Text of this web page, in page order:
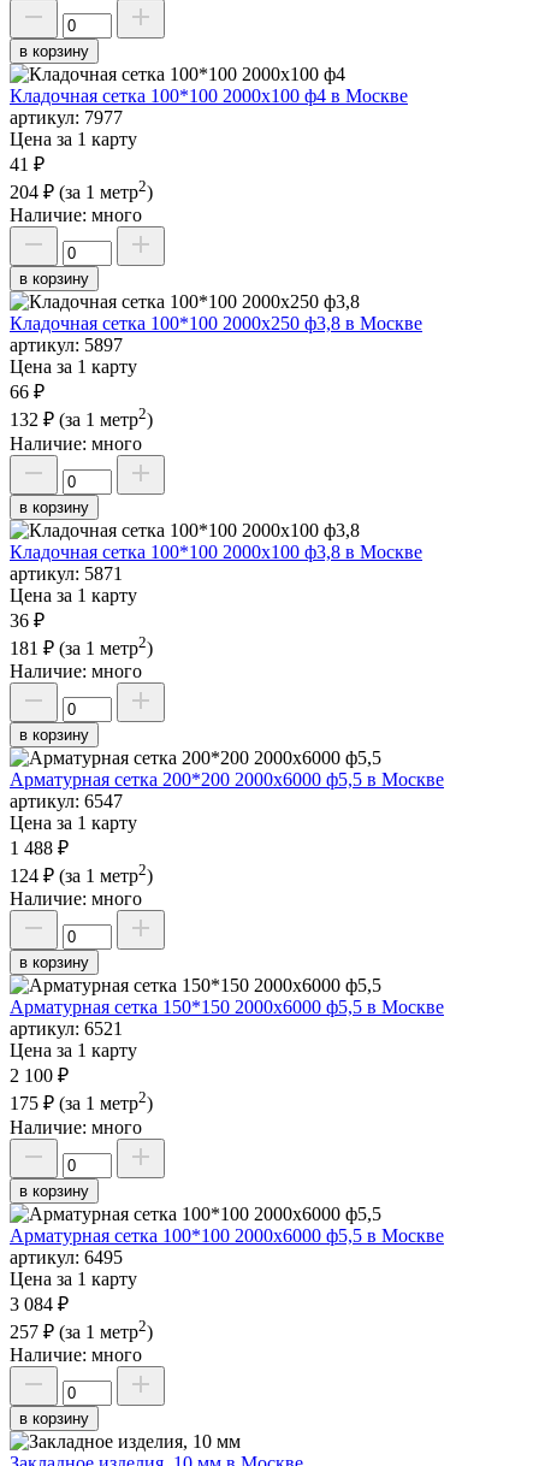
в корзину
Кладочная сетка 100*100 2000х100 ф4 в Москве
артикул: 7977
Цена за 1 карту
41 ₽
204 ₽ (за 1 метр2)
Наличие: много
в корзину
Кладочная сетка 100*100 2000х250 ф3,8 в Москве
артикул: 5897
Цена за 1 карту
66 ₽
132 ₽ (за 1 метр2)
Наличие: много
в корзину
Кладочная сетка 100*100 2000х100 ф3,8 в Москве
артикул: 5871
Цена за 1 карту
36 ₽
181 ₽ (за 1 метр2)
Наличие: много
в корзину
Арматурная сетка 200*200 2000х6000 ф5,5 в Москве
артикул: 6547
Цена за 1 карту
1 488 ₽
124 ₽ (за 1 метр2)
Наличие: много
в корзину
Арматурная сетка 150*150 2000х6000 ф5,5 в Москве
артикул: 6521
Цена за 1 карту
2 100 ₽
175 ₽ (за 1 метр2)
Наличие: много
в корзину
Арматурная сетка 100*100 2000х6000 ф5,5 в Москве
артикул: 6495
Цена за 1 карту
3 084 ₽
257 ₽ (за 1 метр2)
Наличие: много
в корзину